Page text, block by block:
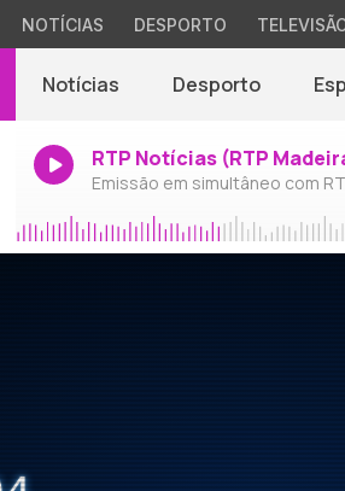
NOTÍCIAS DESPORTO
Notícias Desporto
RTP Notícias (RTP
Emissão em simultâneo com